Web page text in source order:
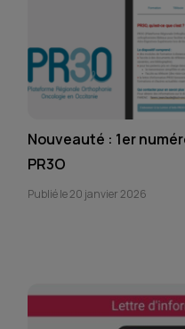
Nouveauté : 1er
PR3O
Publié le 20 janvier 2026